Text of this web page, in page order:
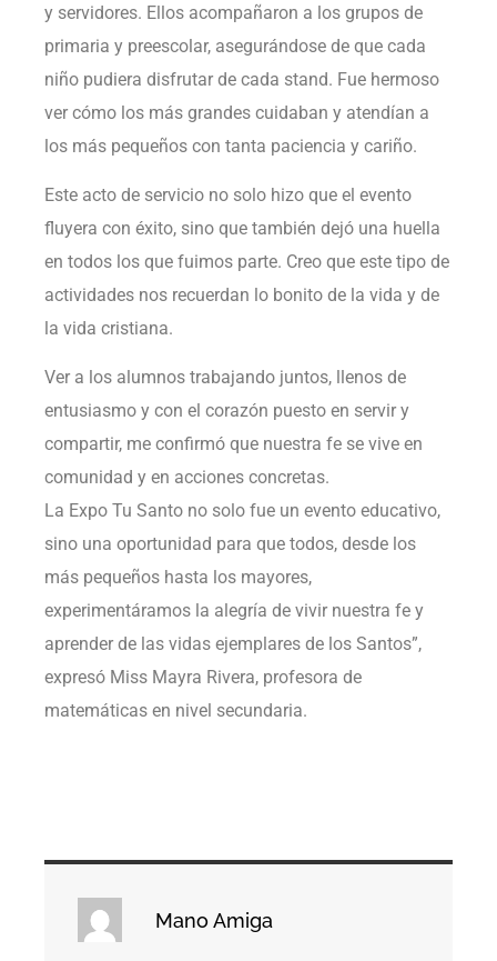
y servidores. Ellos acompañaron a los grupos de
primaria y preescolar, asegurándose de que cada
niño pudiera disfrutar de cada stand. Fue hermoso
ver cómo los más grandes cuidaban y atendían a
los más pequeños con tanta paciencia y cariño.
Este acto de servicio no solo hizo que el evento
fluyera con éxito, sino que también dejó una huella
en todos los que fuimos parte. Creo que este tipo de
actividades nos recuerdan lo bonito de la vida y de
la vida cristiana.
Ver a los alumnos trabajando juntos, llenos de
entusiasmo y con el corazón puesto en servir y
compartir, me confirmó que nuestra fe se vive en
comunidad y en acciones concretas.
La Expo Tu Santo no solo fue un evento educativo,
sino una oportunidad para que todos, desde los
más pequeños hasta los mayores,
experimentáramos la alegría de vivir nuestra fe y
aprender de las vidas ejemplares de los Santos”,
expresó Miss Mayra Rivera, profesora de
matemáticas en nivel secundaria.
Mano Amiga